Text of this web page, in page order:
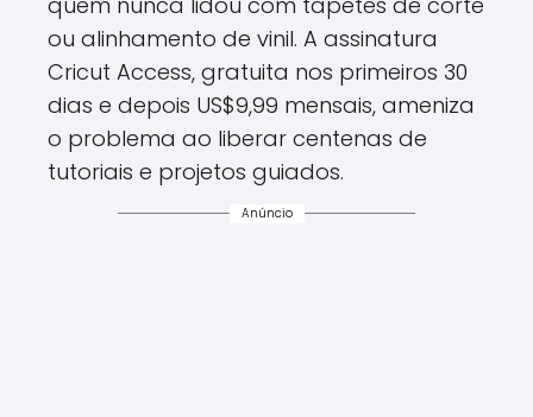
ou alinhamento de vinil. A assinatura
Cricut Access, gratuita nos primeiros 30
dias e depois US$9,99 mensais, ameniza
o problema ao liberar centenas de
tutoriais e projetos guiados.
Anúncio